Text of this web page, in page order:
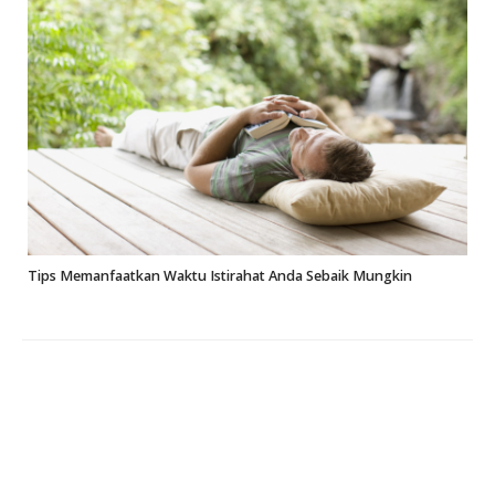
Tips Memanfaatkan Waktu Istirahat Anda Sebaik Mungkin